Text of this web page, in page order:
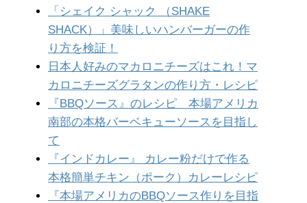
「シェイク シャック （SHAKE
SHACK）」美味しいハンバーガーの作
り方を検証！
日本人好みのマカロニチーズはこれ！マ
カロニチーズグラタンの作り方・レシピ
『BBQソース』のレシピ 本場アメリカ
南部の本格バーベキューソースを目指し
て
『インドカレー』 カレー粉だけで作る
本格簡単チキン（ポーク）カレーレシピ
『本場アメリカのBBQソース作りを目指